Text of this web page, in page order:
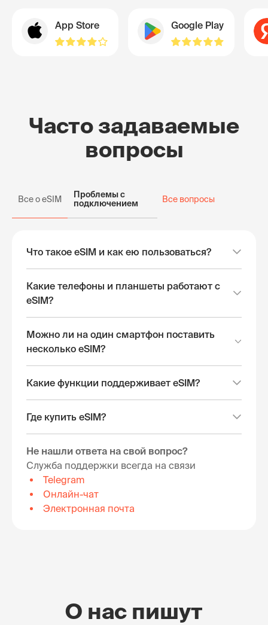
App Store Google Play
Часто задаваемые
вопросы
Все о eSIM
Проблемы с
подключением
Все вопросы
Что такое eSIM и как ею пользоваться?
Какие телефоны и планшеты работают с
eSIM?
Можно ли на один смартфон поставить
несколько eSIM?
Какие функции поддерживает eSIM?
Где купить eSIM?
Не нашли ответа на свой вопрос?
Служба поддержки всегда на связи
Telegram
Онлайн-чат
Электронная почта
О нас пишут